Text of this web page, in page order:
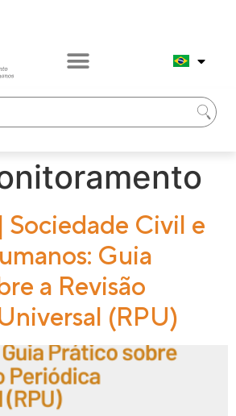
Civil e
Guia
a Revisão
(RPU)